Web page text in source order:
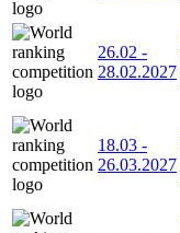
26.02 -
28.02.2027
18.03 -
26.03.2027